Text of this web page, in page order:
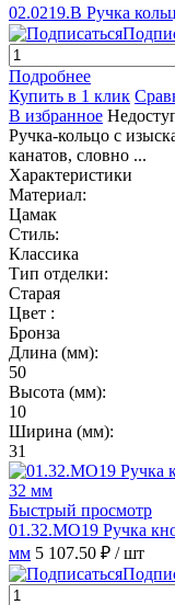
02.0219.B Ручка
Подробнее
Купить в 1 клик
В избранное
Ручка-кольцо с
канатов, словно ...
Характеристики
Материал:
Цамак
Стиль:
Классика
Тип отделки:
Старая
Цвет :
Бронза
Длина (мм):
50
Высота (мм):
10
Ширина (мм):
31
Быстрый просмотр
01.32.MO19 Ручка
мм 5 107.50 ₽ / шт